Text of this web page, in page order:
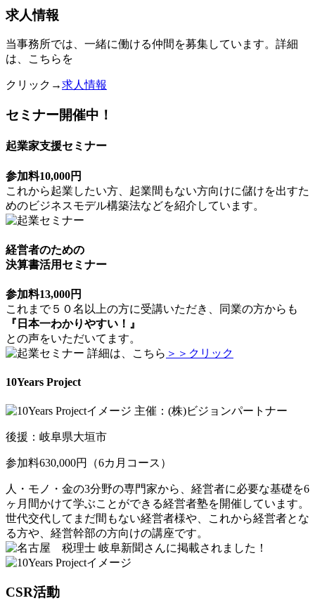
求人情報
当事務所では、一緒に働ける仲間を募集しています。詳細
は、こちらを
クリック→求人情報
セミナー開催中！
起業家支援セミナー
参加料10,000円
これから起業したい方、起業間もない方向けに儲けを出すた
めのビジネスモデル構築法などを紹介しています。
経営者のための
決算書活用セミナー
参加料13,000円
これまで５０名以上の方に受講いただき、同業の方からも
『日本一わかりやすい！』
との声をいただいてます。
詳細は、こちら ＞＞クリック
10Years Project
主催：(株)ビジョンパートナー
後援：岐阜県大垣市
参加料630,000円（6カ月コース）
人・モノ・金の3分野の専門家から、経営者に必要な基礎を6
ヶ月間かけて学ぶことができる経営者塾を開催しています。
世代交代してまだ間もない経営者様や、これから経営者とな
る方や、経営幹部の方向けの講座です。
岐阜新聞さんに掲載されました！
CSR活動